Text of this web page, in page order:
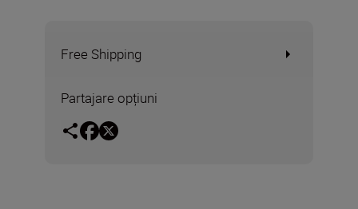
Free Shipping
Partajare opțiuni